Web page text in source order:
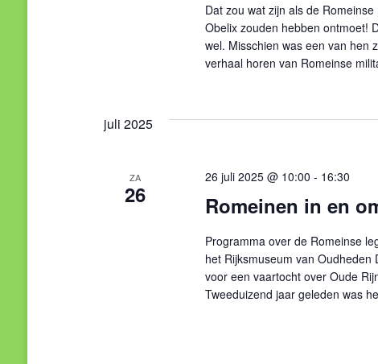
Dat zou wat zijn als de
Obelix zouden hebben ontmoet!
wel. Misschien was een van hen
verhaal horen van Romeinse
juli 2025
ZA
26 Romeinen in en
26 juli 2025 @ 10:00 - 16:30
Programma over de Romeinse
het Rijksmuseum van Oudheden
voor een vaartocht over Oude
Tweeduizend jaar geleden was